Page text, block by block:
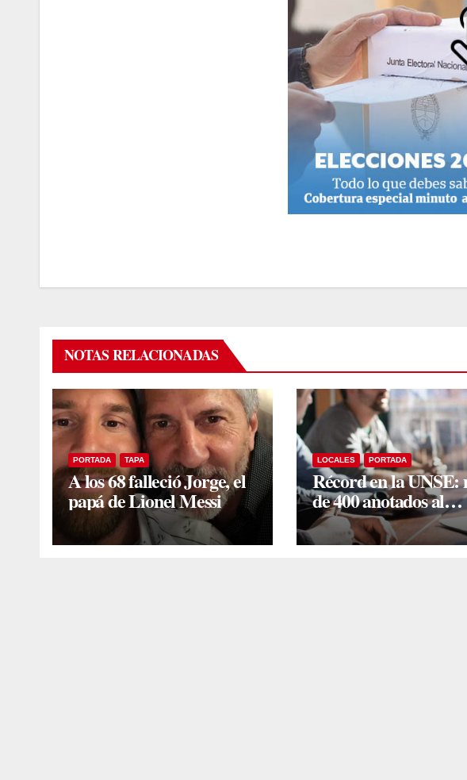
NOTAS RELACIONADAS
PORTADA TAPA
A los 68 falleció Jorge, el
papá de Lionel Messi
LOCALES PORTADA
Récord en la UNSE:
de 400 anotados al
programa de
secundario